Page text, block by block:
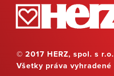
© 2017 HERZ, spol. s r.o.
Všetky práva vyhradené